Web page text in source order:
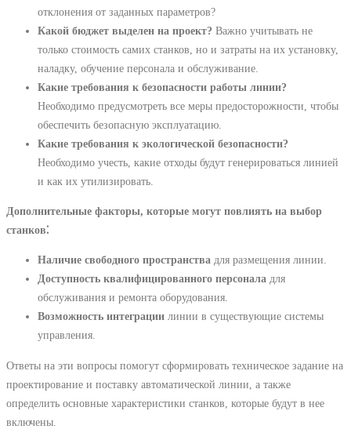
отклонения от заданных параметров?
Какой бюджет выделен на проект? Важно учитывать не
только стоимость самих станков, но и затраты на их установку,
наладку, обучение персонала и обслуживание.
Какие требования к безопасности работы линии?
Необходимо предусмотреть все меры предосторожности, чтобы
обеспечить безопасную эксплуатацию.
Какие требования к экологической безопасности?
Необходимо учесть, какие отходы будут генерироваться линией
и как их утилизировать.
Дополнительные факторы, которые могут повлиять на выбор
станков⁚
Наличие свободного пространства для размещения линии.
Доступность квалифицированного персонала для
обслуживания и ремонта оборудования.
Возможность интеграции линии в существующие системы
управления.
Ответы на эти вопросы помогут сформировать техническое задание на
проектирование и поставку автоматической линии, а также
определить основные характеристики станков, которые будут в нее
включены.